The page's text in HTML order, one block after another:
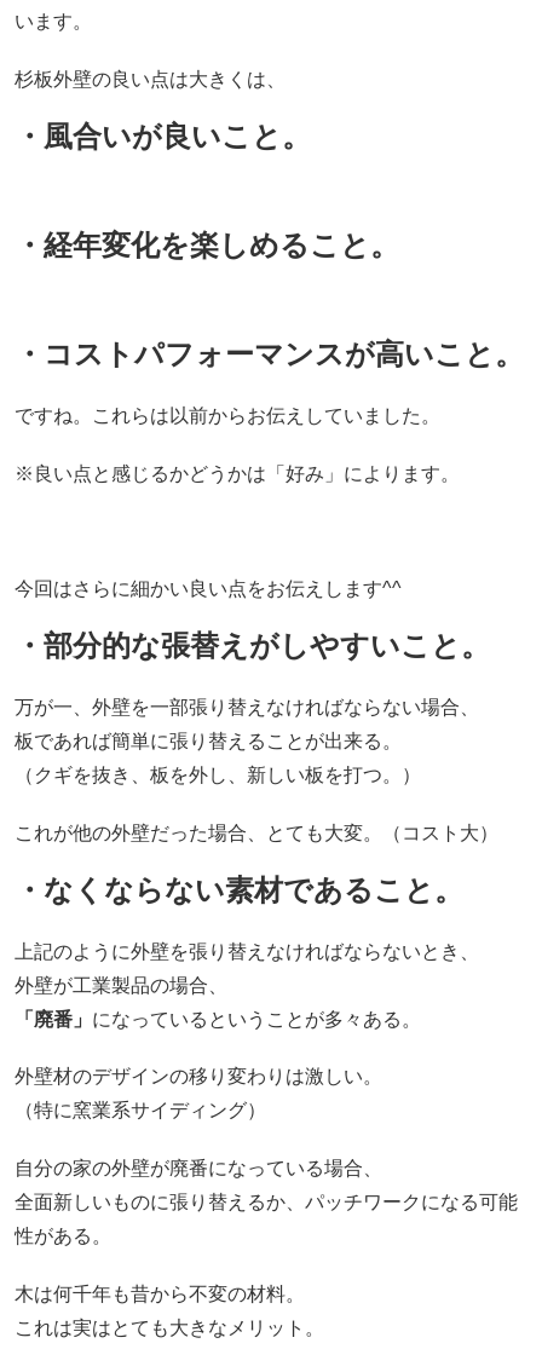
います。
杉板外壁の良い点は大きくは、
・風合いが良いこと。
・経年変化を楽しめること。
・コストパフォーマンスが高いこと。
ですね。これらは以前からお伝えしていました。
※良い点と感じるかどうかは「好み」によります。
今回はさらに細かい良い点をお伝えします^^
・部分的な張替えがしやすいこと。
万が一、外壁を一部張り替えなければならない場合、
板であれば簡単に張り替えることが出来る。
（クギを抜き、板を外し、新しい板を打つ。）
これが他の外壁だった場合、とても大変。（コスト大）
・なくならない素材であること。
上記のように外壁を張り替えなければならないとき、
外壁が工業製品の場合、
「廃番」 になっているということが多々ある。
外壁材のデザインの移り変わりは激しい。
（特に窯業系サイディング）
自分の家の外壁が廃番になっている場合、
全面新しいものに張り替えるか、パッチワークになる可能
性がある。
木は何千年も昔から不変の材料。
これは実はとても大きなメリット。